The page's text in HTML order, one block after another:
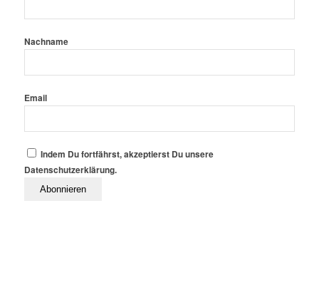
Nachname
Email
Indem Du fortfährst, akzeptierst Du unsere
Datenschutzerklärung.